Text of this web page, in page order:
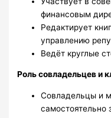
финансовым
Редактирует
управлению
Ведёт круглые
Роль совладельцев и
Совладельцы и
самостоятельно